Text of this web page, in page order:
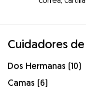
Cuidadores
Dos Hermanas (10)
Camas (6)